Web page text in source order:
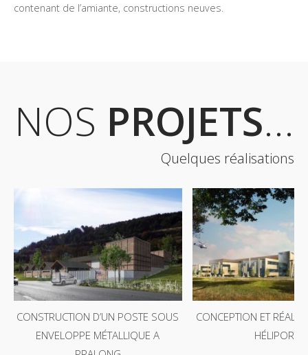
contenant de l’amiante, constructions neuves.
NOS PROJETS...
Quelques réalisations
CONSTRUCTION D’UN POSTE SOUS
ENVELOPPE MÉTALLIQUE A
CONCEPTION ET
HÉLIPORT